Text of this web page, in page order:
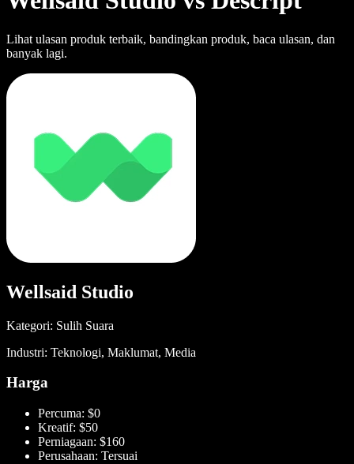
Lihat ulasan produk terbaik, bandingkan produk, baca ulasan, dan
banyak lagi.
Wellsaid Studio
Kategori: Sulih Suara
Industri: Teknologi, Maklumat, Media
Harga
Percuma: $0
Kreatif: $50
Perniagaan: $160
Perusahaan: Tersuai